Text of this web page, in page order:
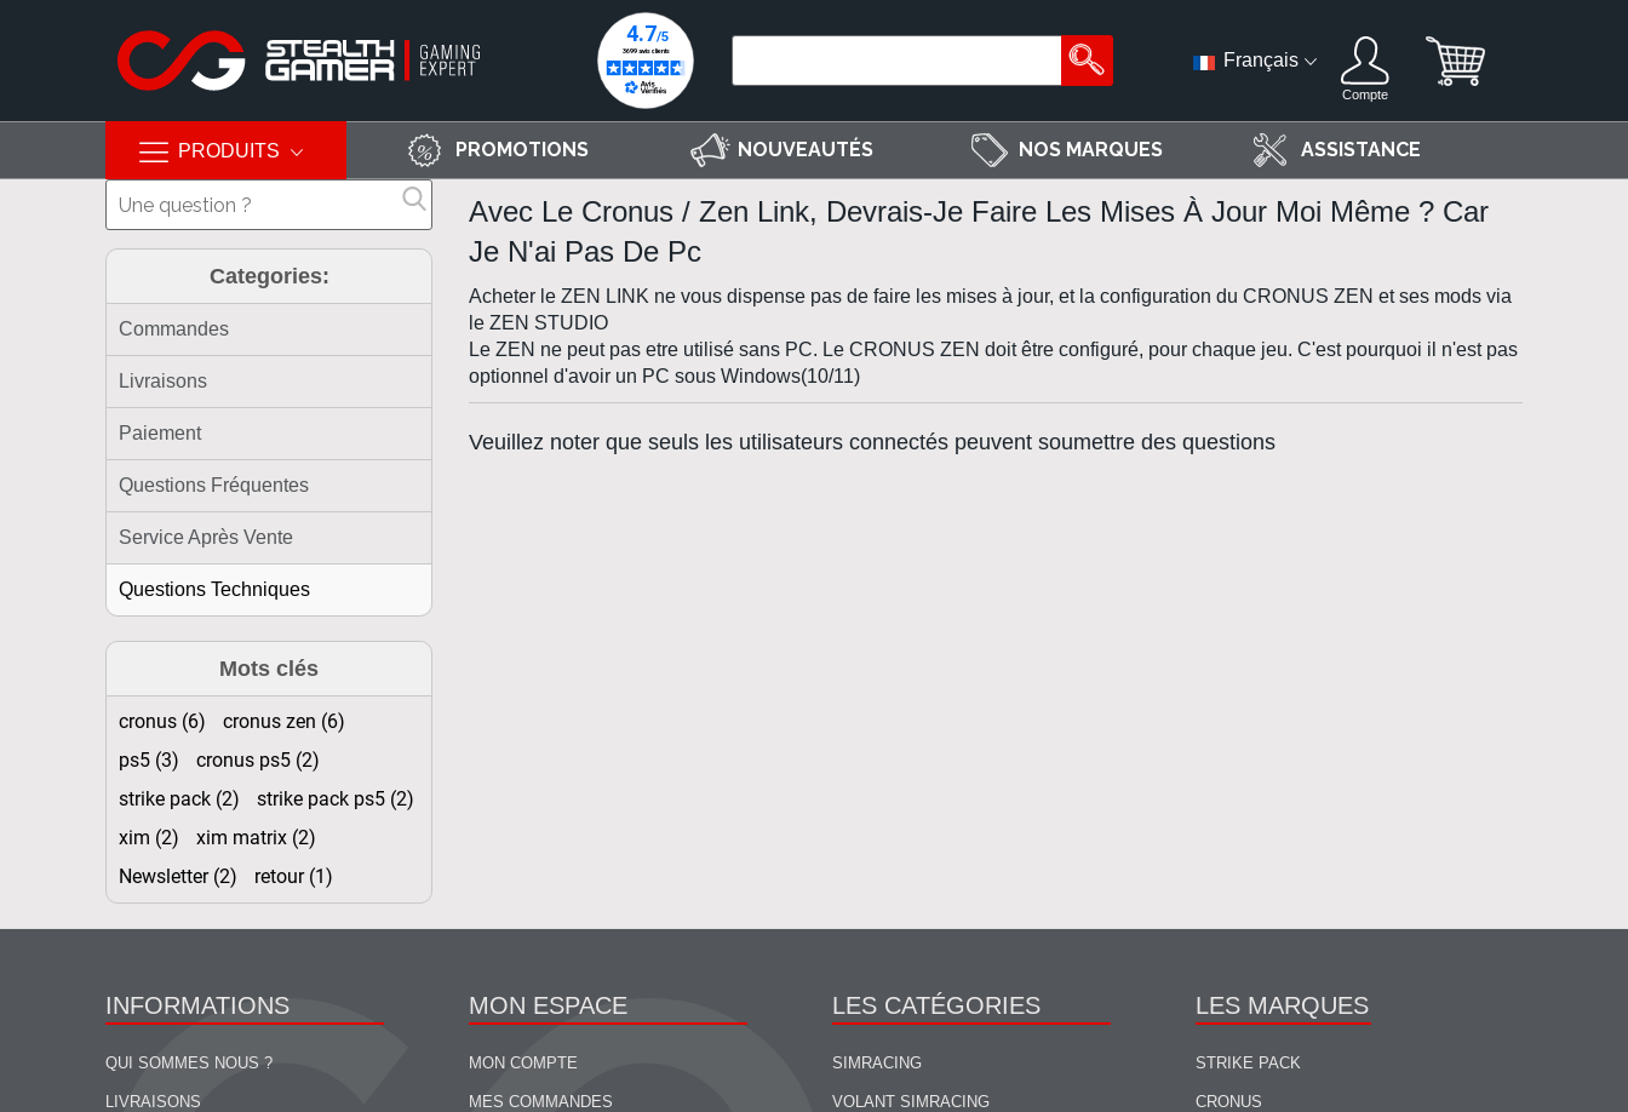
PRODUITS
Français
Compte
PROMOTIONS NOUVEAUTÉS NOS MARQUES ASSISTANCE
Avec Le Cronus / Zen Link, Devrais-Je Faire Les Mises À Jour Moi Même ? Car
Je N'ai Pas De Pc
Acheter le ZEN LINK ne vous dispense pas de faire les mises à jour, et la configuration du CRONUS ZEN et ses mods via
le ZEN STUDIO
Le ZEN ne peut pas etre utilisé sans PC. Le CRONUS ZEN doit être configuré, pour chaque jeu. C'est pourquoi il n'est pas
optionnel d'avoir un PC sous Windows(10/11)
Veuillez noter que seuls les utilisateurs connectés peuvent soumettre des questions
Categories:
Commandes
Livraisons
Paiement
Questions Fréquentes
Service Après Vente
Questions Techniques
Mots clés
cronus (6)
cronus zen (6)
ps5 (3)
cronus ps5 (2)
strike pack (2)
strike pack ps5 (2)
xim (2)
xim matrix (2)
Newsletter (2)
retour (1)
INFORMATIONS
QUI SOMMES NOUS ?
LIVRAISONS
MON ESPACE
MON COMPTE
MES COMMANDES
LES CATÉGORIES
SIMRACING
VOLANT SIMRACING
LES MARQUES
STRIKE PACK
CRONUS